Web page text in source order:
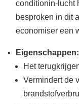
conditionin-lucht
besproken in dit
economiser een
Eigenschappen:
Het
Vermindert de